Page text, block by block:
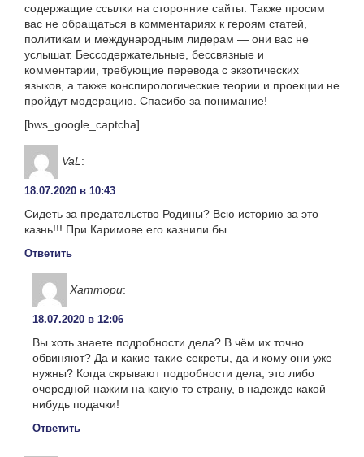
содержащие ссылки на сторонние сайты. Также просим
вас не обращаться в комментариях к героям статей,
политикам и международным лидерам — они вас не
услышат. Бессодержательные, бессвязные и
комментарии, требующие перевода с экзотических
языков, а также конспирологические теории и проекции не
пройдут модерацию. Спасибо за понимание!
[bws_google_captcha]
VaL :
18.07.2020 в 10:43
Сидеть за предательство Родины? Всю историю за это
казнь!!! При Каримове его казнили бы….
Ответить
Хаттори:
18.07.2020 в 12:06
Вы хоть знаете подробности дела? В чём их точно
обвиняют? Да и какие такие секреты, да и кому они уже
нужны? Когда скрывают подробности дела, это либо
очередной нажим на какую то страну, в надежде какой
нибудь подачки!
Ответить